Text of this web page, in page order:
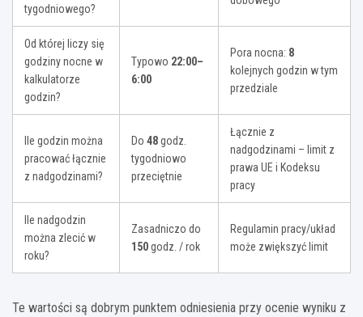
tygodniowego?
Od której liczy się
godziny nocne w
kalkulatorze
godzin?
Typowo 22:00–
6:00
Pora nocna: 8
kolejnych godzin w tym
przedziale
Ile godzin można
pracować łącznie
z nadgodzinami?
Do 48godz.
tygodniowo
przeciętnie
Łącznie z
nadgodzinami – limit z
prawa UE i Kodeksu
pracy
Ile nadgodzin
można zlecić w
roku?
Zasadniczo do
150godz. / rok
Regulamin pracy/układ
może zwiększyć limit
Te wartości są dobrym punktem odniesienia przy ocenie wyniku z